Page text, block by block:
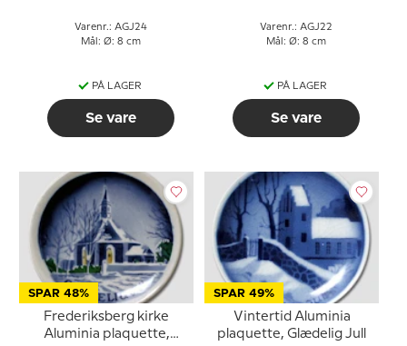
Varenr.: AGJ24
Mål: Ø: 8 cm
PÅ LAGER
Se vare
Varenr.: AGJ22
Mål: Ø: 8 cm
PÅ LAGER
Se vare
SPAR 48%
Frederiksberg kirke
Aluminia plaquette,
SPAR 49%
Vintertid Aluminia
plaquette, Glædelig Jull